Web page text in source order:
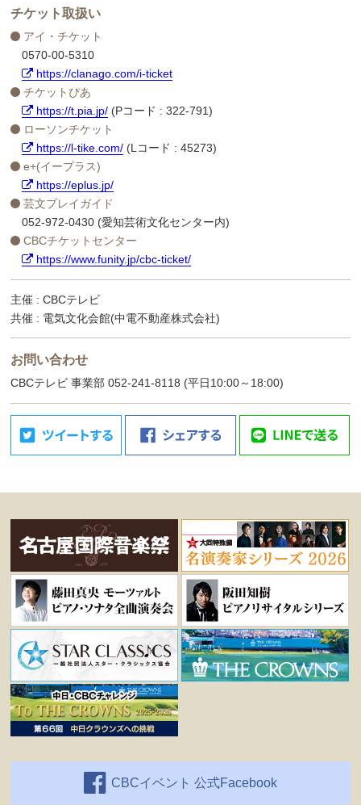
チケット取扱い
アイ・チケット
0570-00-5310
https://clanago.com/i-ticket
チケットぴあ
https://t.pia.jp/ (Pコード : 322-791)
ローソンチケット
https://l-tike.com/ (Lコード : 45273)
e+(イープラス)
https://eplus.jp/
芸文プレイガイド
052-972-0430 (愛知芸術文化センター内)
CBCチケットセンター
https://www.funity.jp/cbc-ticket/
主催 : CBCテレビ
共催 : 電気文化会館(中電不動産株式会社)
お問い合わせ
CBCテレビ 事業部 052-241-8118 (平日10:00～18:00)
CBCイベント 公式Facebook